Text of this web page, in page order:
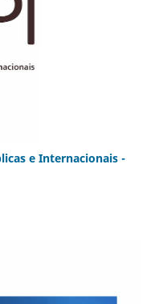
e Internacionais -